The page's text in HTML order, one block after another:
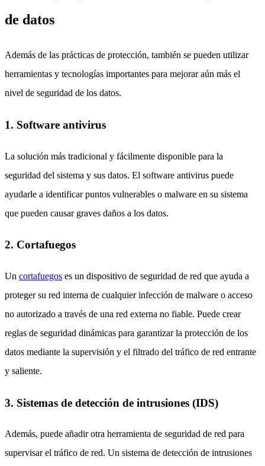
de datos
Además de las prácticas de protección, también se pueden utilizar
herramientas y tecnologías importantes para mejorar aún más el
nivel de seguridad de los datos.
1. Software antivirus
La solución más tradicional y fácilmente disponible para la
seguridad del sistema y sus datos. El software antivirus puede
ayudarle a identificar puntos vulnerables o malware en su sistema
que pueden causar graves daños a los datos.
2. Cortafuegos
Un cortafuegos es un dispositivo de seguridad de red que ayuda a
proteger su red interna de cualquier infección de malware o acceso
no autorizado a través de una red externa no fiable. Puede crear
reglas de seguridad dinámicas para garantizar la protección de los
datos mediante la supervisión y el filtrado del tráfico de red entrante
y saliente.
3. Sistemas de detección de intrusiones (IDS)
Además, puede añadir otra herramienta de seguridad de red para
supervisar el tráfico de red. Un sistema de detección de intrusiones